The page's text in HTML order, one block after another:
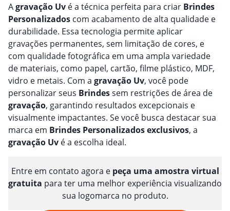
Agravação Uv é a técnica perfeita para criar Brindes
Personalizados com acabamento de alta qualidade e
durabilidade. Essa tecnologia permite aplicar
gravações permanentes, sem limitação de cores, e
com qualidade fotográfica em uma ampla variedade
de materiais, como papel, cartão, filme plástico, MDF,
vidro e metais. Com a gravação Uv, você pode
personalizar seus Brindessem restrições de área de
gravação, garantindo resultados excepcionais e
visualmente impactantes. Se você busca destacar sua
marca em Brindes Personalizadosexclusivos, a
gravação Uv é a escolha ideal.
Entre em contato agora e peça uma amostra virtual
gratuita para ter uma melhor experiência visualizando
sua logomarca no produto.